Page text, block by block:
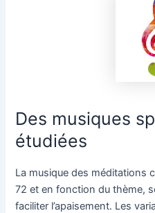
Des musiques
étudiées
La musique des méditations
72 et en fonction du thème,
faciliter l’apaisement. Les